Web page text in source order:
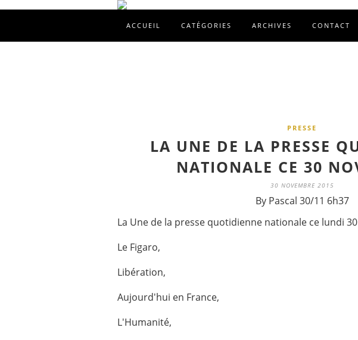
ACCUEIL CATÉGORIES ARCHIVES CONTACT
PRESSE
LA UNE DE LA PRESSE
NATIONALE CE 30
30 NOVEMBRE 2015
By Pascal 30/11 6h37
La Une de la presse quotidienne nationale ce lundi
Le Figaro,
Libération,
Aujourd'hui en France,
L'Humanité,